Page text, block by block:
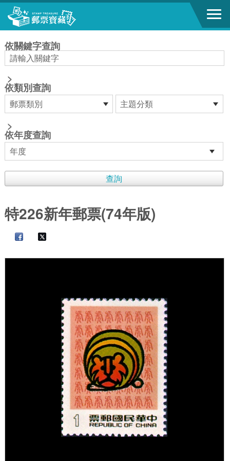
跳到主要內容區塊
依關鍵字查詢
>
依類別查詢
>
依年度查詢
特226新年郵票(74年版)